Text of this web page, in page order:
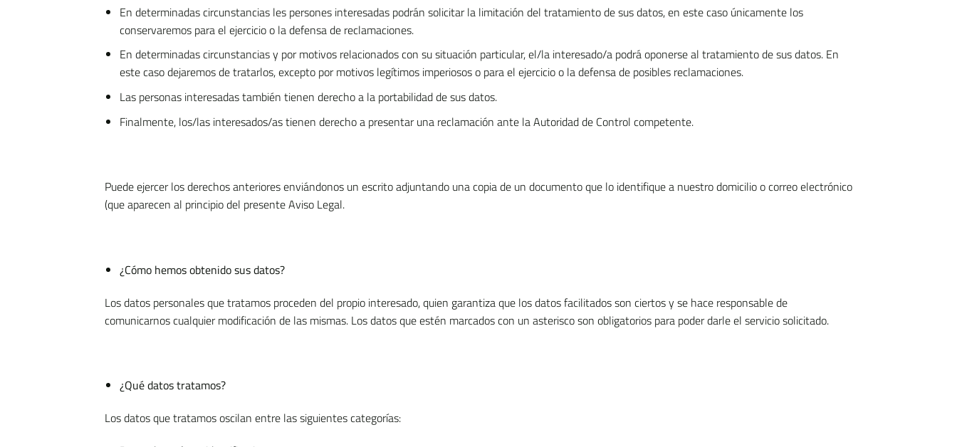
En determinadas circunstancias les persones interesadas podrán solicitar la limitación del tratamiento de sus datos, en este caso únicamente los
conservaremos para el ejercicio o la defensa de reclamaciones.
En determinadas circunstancias y por motivos relacionados con su situación particular, el/la interesado/a podrá oponerse al tratamiento de sus datos. En
este caso dejaremos de tratarlos, excepto por motivos legítimos imperiosos o para el ejercicio o la defensa de posibles reclamaciones.
Las personas interesadas también tienen derecho a la portabilidad de sus datos.
Finalmente, los/las interesados/as tienen derecho a presentar una reclamación ante la Autoridad de Control competente.
Puede ejercer los derechos anteriores enviándonos un escrito adjuntando una copia de un documento que lo identifique a nuestro domicilio o correo electrónico
(que aparecen al principio del presente Aviso Legal.
¿Cómo hemos obtenido sus datos?
Los datos personales que tratamos proceden del propio interesado, quien garantiza que los datos facilitados son ciertos y se hace responsable de
comunicarnos cualquier modificación de las mismas. Los datos que estén marcados con un asterisco son obligatorios para poder darle el servicio solicitado.
¿Qué datos tratamos?
Los datos que tratamos oscilan entre las siguientes categorías: